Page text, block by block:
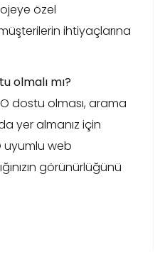
özel
ihtiyaçlarına
olmalı mı?
dostu olması, arama
yer almanız için
uyumlu web
görünürlüğünü